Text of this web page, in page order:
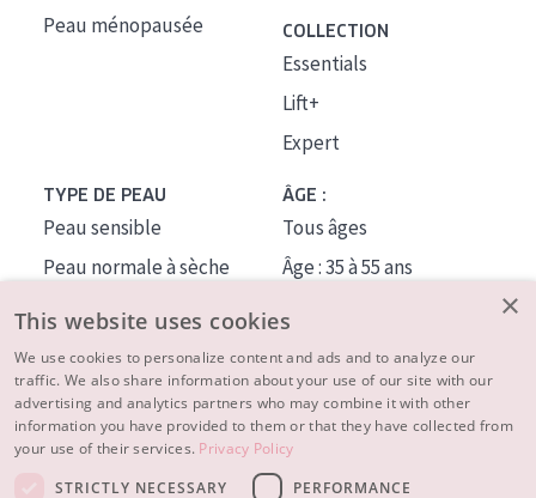
Peau ménopausée
COLLECTION
Essentials
Lift+
Expert
TYPE DE PEAU
Peau sensible
Peau normale à sèche
Peau mixte ou grasse
Peau mature
Peau ménopausée
ÂGE :
Tous âges
Âge : 35 à 55 ans
À PROPOS
CONSEILS BEAUTÉ
×
This website uses cookies
We use cookies to personalize content and ads and to analyze our
traffic. We also share information about your use of our site with our
advertising and analytics partners who may combine it with other
information you have provided to them or that they have collected from
your use of their services. Privacy Policy
STRICTLY NECESSARY
PERFORMANCE